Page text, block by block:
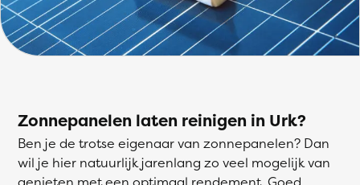
Zonnepanelen laten reinigen in Urk?
Ben je de trotse eigenaar van zonnepanelen? Dan
wil je hier natuurlijk jarenlang zo veel mogelijk van